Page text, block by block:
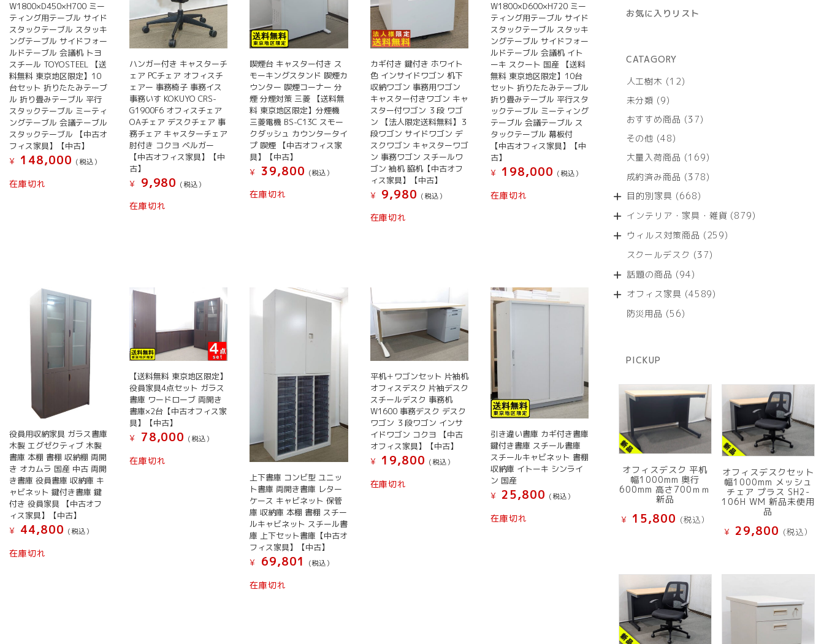
W1800×D450×H700 ミー
ティング用テーブル サイド
スタックテーブル スタッキ
ングテーブル サイドフォー
ルドテーブル 会議机 トヨ
スチール TOYOSTEEL 【送
料無料 東京地区限定】10
台セット 折りたたみテーブ
ル 折り畳みテーブル 平行
スタックテーブル ミーティ
ングテーブル 会議テーブル
スタックテーブル 【中古オ
フィス家具】【中古】
¥
148,000 (税込）
在庫切れ
ハンガー付き キャスターチ
ェア PCチェア オフィスチ
ェアー 事務椅子 事務イス
事務いす KOKUYO CRS-
G1900F6 オフィスチェア
OAチェア デスクチェア 事
務チェア キャスターチェア
肘付き コクヨ ベルガー
【中古オフィス家具】【中
古】
¥
9,980 (税込）
在庫切れ
喫煙台 キャスター付き ス
モーキングスタンド 喫煙カ
ウンター 喫煙コーナー 分
煙 分煙対策 三菱 【送料無
料 東京地区限定】分煙機
三菱電機 BS-C13C スモー
クダッシュ カウンタータイ
プ 喫煙 【中古オフィス家
具】【中古】
¥
39,800 (税込）
在庫切れ
カギ付き 鍵付き ホワイト
色 インサイドワゴン 机下
収納ワゴン 事務用ワゴン
キャスター付きワゴン キャ
スター付ワゴン ３段 ワゴ
ン 【法人限定送料無料】３
段ワゴン サイドワゴン デ
スクワゴン キャスターワゴ
ン 事務ワゴン スチールワ
ゴン 袖机 脇机【中古オフ
ィス家具】【中古】
¥
9,980 (税込）
在庫切れ
W1800×D600×H720 ミー
ティング用テーブル サイド
スタックテーブル スタッキ
ングテーブル サイドフォー
ルドテーブル 会議机 イト
ーキ スクート 国産 【送料
無料 東京地区限定】10台
セット 折りたたみテーブル
折り畳みテーブル 平行スタ
ックテーブル ミーティング
テーブル 会議テーブル ス
タックテーブル 幕板付
【中古オフィス家具】【中
古】
¥
198,000 (税込）
在庫切れ
役員用収納家具 ガラス書庫
木製 エグゼクティブ 木製
書庫 本棚 書棚 収納棚 両開
き オカムラ 国産 中古 両開
き書庫 役員書庫 収納庫 キ
ャビネット 鍵付き書庫 鍵
付き 役員家具 【中古オフ
ィス家具】【中古】
¥
44,800 (税込）
在庫切れ
【送料無料 東京地区限定】
役員家具4点セット ガラス
書庫 ワードローブ 両開き
書庫×2台【中古オフィス家
具】【中古】
¥
78,000 (税込）
在庫切れ
上下書庫 コンビ型 ユニッ
ト書庫 両開き書庫 レター
ケース キャビネット 保管
庫 収納庫 本棚 書棚 スチー
ルキャビネット スチール書
庫 上下セット書庫【中古オ
フィス家具】【中古】
¥
69,801 (税込）
在庫切れ
平机＋ワゴンセット 片袖机
オフィスデスク 片袖デスク
スチールデスク 事務机
W1600 事務デスク デスク
ワゴン ３段ワゴン インサ
イドワゴン コクヨ 【中古
オフィス家具】【中古】
¥
19,800 (税込）
在庫切れ
引き違い書庫 カギ付き書庫
鍵付き書庫 スチール書庫
スチールキャビネット 書棚
収納庫 イトーキ シンライ
ン 国産
¥ 25,800 (税込）
在庫切れ
お気に入りリスト
CATAGORY
人工樹木
1212
商
未分類 99
の
商
おすすめ商品 3737
商
その他 4848
の
商
大量入荷商品 169169
の
成約済み商品 378378
商
目的別家具 668668
の
商
インテリア・家具・雑貨 879879
ウィルス対策商品 259259
スクールデスク 3737
商
話題の商品 9494
の
オフィス家具 45894589
防災用品 5656
PICKUP
オフィスデスク 平机
幅1000mm 奥行
600mm 高さ700ｍｍ
新品
¥ 15,800 (税込）
オフィスデスクセット
幅1000mm メッシュ
チェア プラス SH2-
106H WM 新品未使用
品
¥ 29,800 (税込）